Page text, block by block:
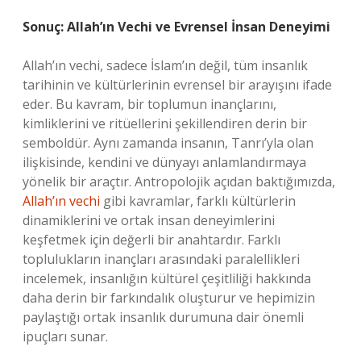
Sonuç: Allah’ın Vechi ve Evrensel İnsan Deneyimi
Allah’ın vechi, sadece İslam’ın değil, tüm insanlık
tarihinin ve kültürlerinin evrensel bir arayışını ifade
eder. Bu kavram, bir toplumun inançlarını,
kimliklerini ve ritüellerini şekillendiren derin bir
semboldür. Aynı zamanda insanın, Tanrı’yla olan
ilişkisinde, kendini ve dünyayı anlamlandırmaya
yönelik bir araçtır. Antropolojik açıdan baktığımızda,
Allah’ın vechi gibi kavramlar, farklı kültürlerin
dinamiklerini ve ortak insan deneyimlerini
keşfetmek için değerli bir anahtardır. Farklı
toplulukların inançları arasındaki paralellikleri
incelemek, insanlığın kültürel çeşitliliği hakkında
daha derin bir farkındalık oluşturur ve hepimizin
paylaştığı ortak insanlık durumuna dair önemli
ipuçları sunar.